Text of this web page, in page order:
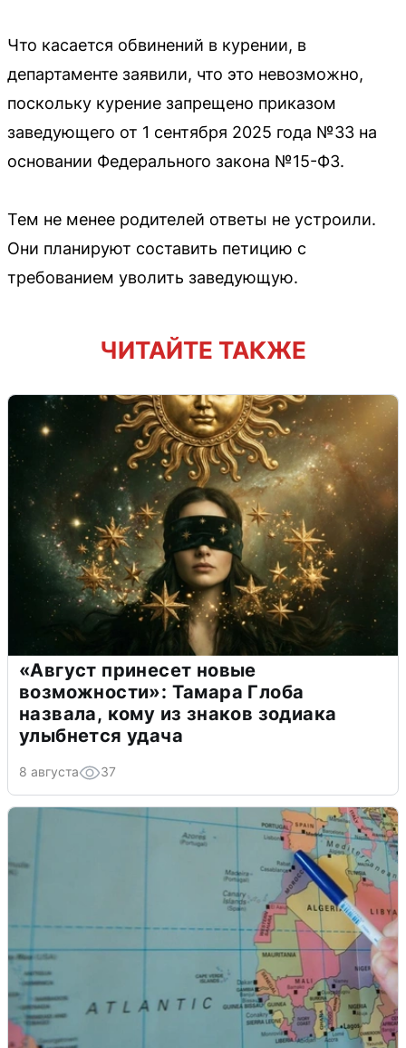
Что касается обвинений в курении, в
департаменте заявили, что это невозможно,
поскольку курение запрещено приказом
заведующего от 1 сентября 2025 года №33 на
основании Федерального закона №15-ФЗ.
Тем не менее родителей ответы не устроили.
Они планируют составить петицию с
требованием уволить заведующую.
ЧИТАЙТЕ ТАКЖЕ
«Август принесет новые
возможности»: Тамара Глоба
назвала, кому из знаков зодиака
улыбнется удача
8 августа 37